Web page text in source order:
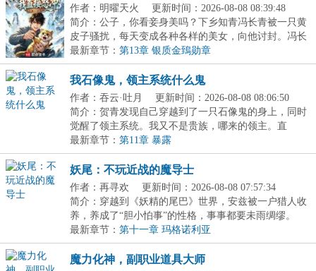
作者：明曜天火
更新时间：2026-08-08 08:39:48
简介：公子，你看妾身美吗？下乡知青冯长青被一只黄
皮子骚扰，每天变成各种各样的美女，向他讨封。冯长
青...
最新章节： 第13章 银质金鵄勋章
我石像鬼，领主系统什么鬼
作者：吞云·吐月
更新时间：2026-08-08 08:06:50
简介：贺青发现自己穿越到了一只石像鬼的身上，同时
觉醒了领主系统。我又不是贵族，哪来的领主。直
到......
最新章节： 第11章 暴露
妖尾：不玩近战的魔导士
作者：再寻欢
更新时间：2026-08-08 07:57:34
简介：穿越到《妖精的尾巴》世界，安兹被一户猎人收
养，养成了“胆小怕事”的性格，事事都要未雨绸缪。
即...
最新章节： 第十一章 玛格诺利亚
魔力化神，副职业道具大师